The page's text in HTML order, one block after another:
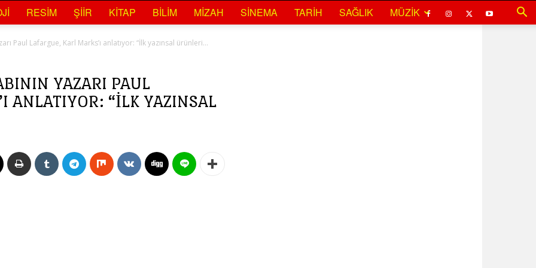
RESIM ŞIIR KITAP BILIM MIZAH SINEMA TARIH SAĞLIK MÜZIK
Paul Lafargue, Karl Marks’ı anlatıyor: “İlk yazınsal ürünleri...
YAZARI PAUL
ANLATIYOR: “İLK YAZINSAL